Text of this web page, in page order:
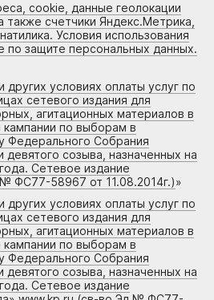
cookie, данные геолокации
также счетчики Яндекс.Метрика,
Условия использования
по защите персональных данных.
условиях оплаты услуг по
сетевого издания для
агитационных материалов в
по выборам в
Федерального Собрания
созыва, назначенных на
Сетевое издание
ФС77-58967 от 11.08.2014г.)»
условиях оплаты услуг по
сетевого издания для
агитационных материалов в
по выборам в
Федерального Собрания
созыва, назначенных на
Сетевое издание